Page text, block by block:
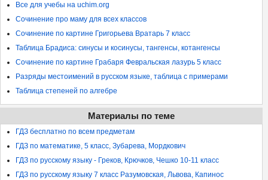
Все для учебы на uchim.org
Сочинение про маму для всех классов
Сочинение по картине Григорьева Вратарь 7 класс
Таблица Брадиса: синусы и косинусы, тангенсы, котангенсы
Сочинение по картине Грабаря Февральская лазурь 5 класс
Разряды местоимений в русском языке, таблица с примерами
Таблица степеней по алгебре
Материалы по теме
ГДЗ бесплатно по всем предметам
ГДЗ по математике, 5 класс, Зубарева, Мордкович
ГДЗ по русскому языку - Греков, Крючков, Чешко 10-11 класс
ГДЗ по русскому языку 7 класс Разумовская, Львова, Капинос